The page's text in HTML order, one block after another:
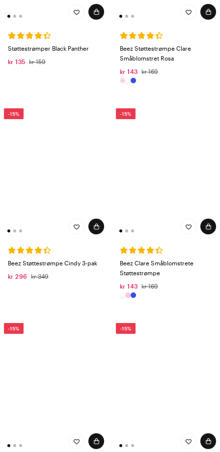
Støttestrømper Black Panther
kr 135
kr 159
Beez Støttestrømpe Clare
Småblomstret Rosa
kr 143
kr 169
-15%
Beez Støttestrømpe Cindy 3-pak
kr 296
kr 349
-15%
Beez Clare Småblomstrete
Støttestrømpe
kr 143
kr 169
-15% -15%